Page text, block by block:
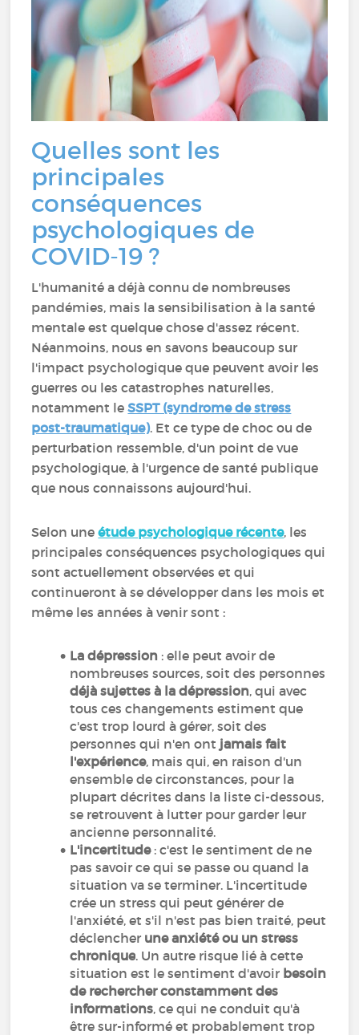
Quelles sont les
principales
conséquences
psychologiques de
COVID-19 ?
L'humanité a déjà connu de nombreuses
pandémies, mais la sensibilisation à la santé
mentale est quelque chose d'assez récent.
Néanmoins, nous en savons beaucoup sur
l'impact psychologique que peuvent avoir les
guerres ou les catastrophes naturelles,
notamment leSSPT (syndrome de stress
post-traumatique). Et ce type de choc ou de
perturbation ressemble, d'un point de vue
psychologique, à l'urgence de santé publique
que nous connaissons aujourd'hui.
Selon uneétude psychologique récente, les
principales conséquences psychologiques qui
sont actuellement observées et qui
continueront à se développer dans les mois et
même les années à venir sont :
La dépression : elle peut avoir de
nombreuses sources, soit des personnes
déjà sujettes à la dépression, qui avec
tous ces changements estiment que
c'est trop lourd à gérer, soit des
personnes qui n'en ont jamais fait
l'expérience, mais qui, en raison d'un
ensemble de circonstances, pour la
plupart décrites dans la liste ci-dessous,
se retrouvent à lutter pour garder leur
ancienne personnalité.
L'incertitude :c'est le sentiment de ne
pas savoir ce qui se passe ou quand la
situation va se terminer. L'incertitude
crée un stress qui peut générer de
l'anxiété, et s'il n'est pas bien traité, peut
déclencher une anxiété ou un stress
chronique. Un autre risque lié à cette
situation est le sentiment d'avoir besoin
de rechercher constamment des
informations, ce qui ne conduit qu'à
être sur-informé et probablement trop